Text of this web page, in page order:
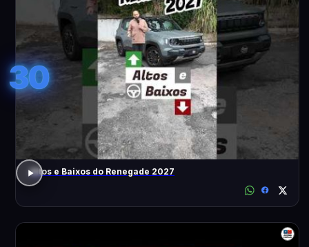
30
Altos e Baixos do Renegade 2027